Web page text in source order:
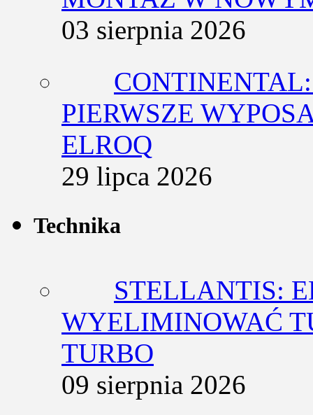
03 sierpnia 2026
PIERWSZE
ELROQ
29 lipca 2026
Technika
STELLANTIS:
WYELIMINOWAĆ
TURBO
09 sierpnia 2026